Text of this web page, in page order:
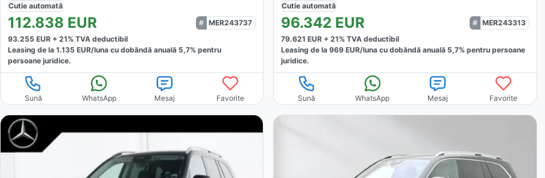
Cutie automată
112.838 EUR
MER243737
93.255 EUR + 21% TVA deductibil
Leasing de la 1.135 EUR/luna cu dobăndă anuală 5,7% pentru
persoane juridice.
Sună WhatsApp Mesaj Favorite
Cutieautomată
96.342 EUR
MER243313
79.621 EUR +21% TVA deductibil
Leasing de la969 EUR/luna cu dobăndă anuală 5,7% pentru persoane
juridice.
Sună WhatsApp Mesaj Favorite